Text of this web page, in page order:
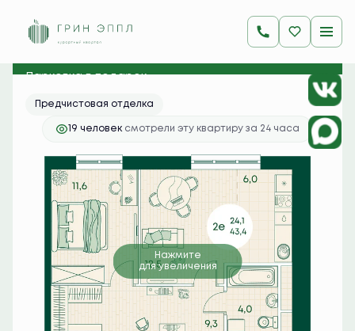
2-комнатная 43.4 м
10 481 100 руб.
Ипотека от 41 658 руб./мес.
Парковка в подарок
Предчистовая отделка
19 человек смотрели эту квартиру за 24 часа
Нажмите
для увеличения